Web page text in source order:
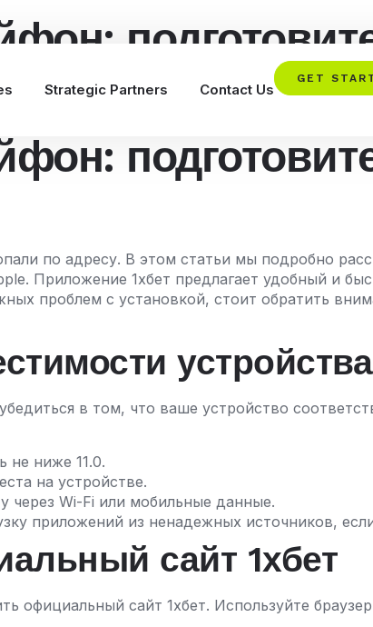
Strategic Partners Contact Us
GET
по адресу. В этом статьи мы подробно
Приложение 1хбет предлагает удобный и
проблем с установкой, стоит обратить
устройства
в том, что ваше устройство
не ниже 11.0.
на устройстве.
Wi-Fi или мобильные данные.
приложений из ненадежных источников,
сайт 1хбет
официальный сайт 1хбет. Используйте